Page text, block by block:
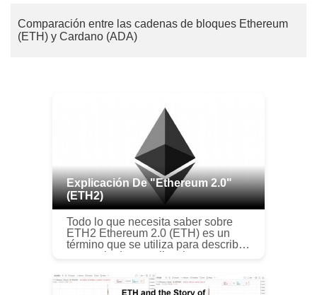
Comparación entre las cadenas de bloques Ethereum
(ETH) y Cardano (ADA)
Explicación De "Ethereum 2.0"
(ETH2)
Todo lo que necesita saber sobre
ETH2 Ethereum 2.0 (ETH) es un
término que se utiliza para describir
una serie de actualizaciones
hacerlo más escalable. seguro, y